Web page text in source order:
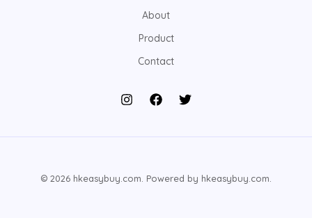
About
Product
Contact
© 2026 hkeasybuy.com. Powered by hkeasybuy.com.